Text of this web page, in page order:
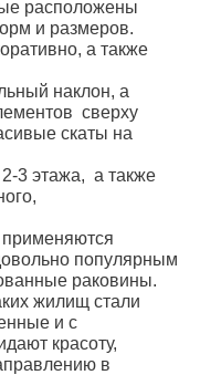
расположены
и размеров.
а также
наклон, а
сверху
скаты на
3 этажа, а также
применяются
популярным
раковины.
жилищ стали
и с
красоту,
в